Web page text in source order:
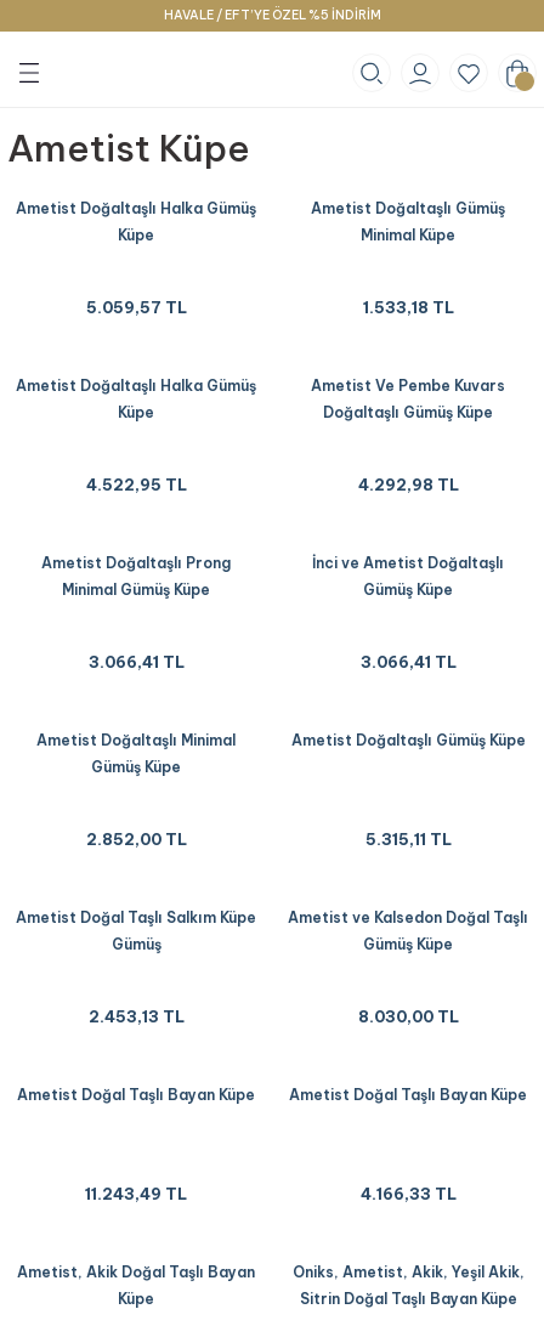
HAVALE / EFT’YE ÖZEL %5 İNDİRİM
Geri Dön
Geri Dön
Geri Dön
Ametist Küpe
Ametist Doğaltaşlı Halka Gümüş
Küpe
5.059,57 TL
Ametist Doğaltaşlı Gümüş
Minimal Küpe
1.533,18 TL
Ametist Doğaltaşlı Halka Gümüş
Küpe
4.522,95 TL
Ametist Ve Pembe Kuvars
Doğaltaşlı Gümüş Küpe
4.292,98 TL
Ametist Doğaltaşlı Prong
Minimal Gümüş Küpe
3.066,41 TL
İnci ve Ametist Doğaltaşlı
Gümüş Küpe
3.066,41 TL
Ametist Doğaltaşlı Minimal
Gümüş Küpe
2.852,00 TL
Ametist Doğaltaşlı Gümüş Küpe
5.315,11 TL
Ametist Doğal Taşlı Salkım Küpe
Gümüş
2.453,13 TL
Ametist ve Kalsedon Doğal Taşlı
Gümüş Küpe
8.030,00 TL
Ametist Doğal Taşlı Bayan Küpe
11.243,49 TL
Ametist Doğal Taşlı Bayan Küpe
4.166,33 TL
Ametist, Akik Doğal Taşlı Bayan
Küpe
Oniks, Ametist, Akik, Yeşil Akik,
Sitrin Doğal Taşlı Bayan Küpe